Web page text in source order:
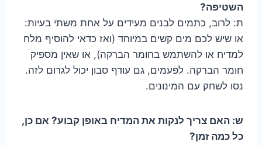
השטיפה?
ת: לרוב, כתמים לבנים מעידים על אחת משתי בעיות:
או שיש לכם מים קשים במיוחד (ואז כדאי להוסיף מלח
למדיח או להשתמש בחומר הברקה), או שאין מספיק
חומר הברקה. לפעמים, גם עודף סבון יכול לגרום לזה.
נסו לשחק עם המינונים.
ש: האם צריך לנקות את המדיח באופן קבוע? אם כן,
כל כמה זמן?